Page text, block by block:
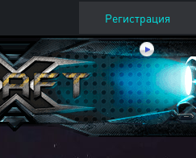
Регистрация